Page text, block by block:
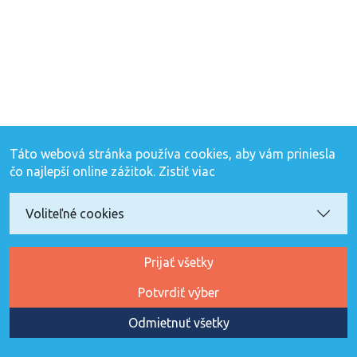
Táto webová stránka používa cookies, aby vám priniesla
čo najlepší online zážitok. Zistiť viac
Voliteľné cookies
Prijať všetky
Potvrdiť výber
Odmietnuť všetky